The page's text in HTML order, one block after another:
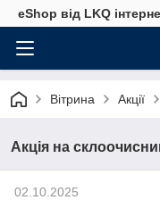
eShop від LKQ
Вітрина Акції
Акція на
02.10.2025